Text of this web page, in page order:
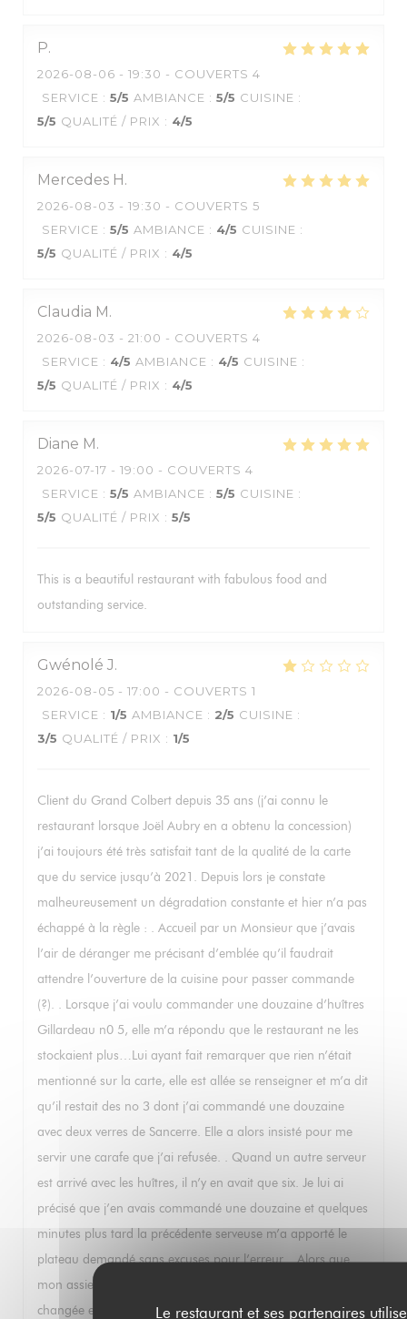
Le restaurant et ses partenaires
P
2026-08-06 - 19:30 - COUVERTS 4
SERVICE : 5/5 AMBIANCE : 5/5 CUISINE :
5/5 QUALITÉ / PRIX : 4/5
Mercedes H
2026-08-03 - 19:30 - COUVERTS 5
SERVICE : 5/5 AMBIANCE : 4/5 CUISINE :
5/5 QUALITÉ / PRIX : 4/5
Claudia M
2026-08-03 - 21:00 - COUVERTS 4
SERVICE : 4/5 AMBIANCE : 4/5 CUISINE :
5/5 QUALITÉ / PRIX : 4/5
Diane M
2026-07-17 - 19:00 - COUVERTS 4
SERVICE : 5/5 AMBIANCE : 5/5 CUISINE :
5/5 QUALITÉ / PRIX : 5/5
This is a beautiful restaurant with fabulous food and
outstanding service.
Gwénolé J
2026-08-05 - 17:00 - COUVERTS 1
SERVICE : 1/5 AMBIANCE : 2/5 CUISINE :
3/5 QUALITÉ / PRIX : 1/5
Client du Grand Colbert depuis 35 ans (j’ai connu le
restaurant lorsque Joël Aubry en a obtenu la concession)
j’ai toujours été très satisfait tant de la qualité de la carte
que du service jusqu’à 2021. Depuis lors je constate
malheureusement un dégradation constante et hier n’a pas
échappé à la règle : . Accueil par un Monsieur que j’avais
l’air de déranger me précisant d’emblée qu’il faudrait
attendre l’ouverture de la cuisine pour passer commande
(?). . Lorsque j’ai voulu commander une douzaine d’huîtres
Gillardeau n0 5, elle m’a répondu que le restaurant ne les
stockaient plus…Lui ayant fait remarquer que rien n’était
mentionné sur la carte, elle est allée se renseigner et m’a dit
qu’il restait des no 3 dont j’ai commandé une douzaine
avec deux verres de Sancerre. Elle a alors insisté pour me
servir une carafe que j’ai refusée. . Quand un autre serveur
est arrivé avec les huîtres, il n’y en avait que six. Je lui ai
précisé que j’en avais commandé une douzaine et quelques
minutes plus tard la précédente serveuse m’a apporté le
plateau demandé sans excuses pour l’erreur. . Alors que
mon assiette était pleine de noyaux d’olives, elle ne l’a pas
changée et j’ai dû manger mes huîtres au milieu des